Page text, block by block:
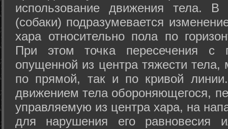
использование движения тела.
(собаки) подразумевается
хара относительно пола по
При этом точка пересечения с
опущенной из центра тяжести
по прямой, так и по кривой
движением тела обороняющегося,
управляемую из центра хара, на
для нарушения его равновесия